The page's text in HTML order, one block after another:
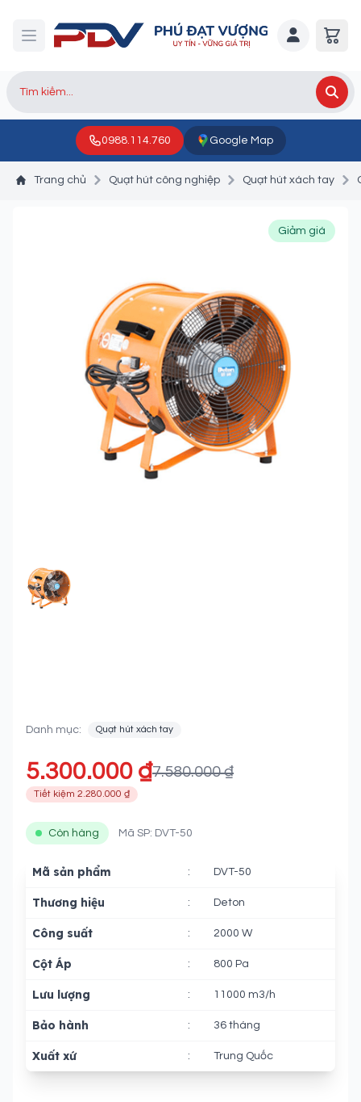
0988.114.760 Google Map
Trang chủ Quạt hút công nghiệp Quạt hút xách tay
FEATURED IMAGE
Giảm giá
Danh mục: Quạt hút xách tay
5.300.000 ₫7.580.000 ₫
Tiết kiệm 2.280.000 ₫
Còn hàng Mã SP: DVT-50
Mã sản phẩm : DVT-50
Thương hiệu : Deton
Công suất : 2000 W
Cột Áp : 800 Pa
Lưu lượng : 11000 m3/h
Bảo hành : 36 tháng
Xuất xứ : Trung Quốc